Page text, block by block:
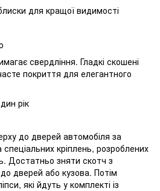
для кращої видимості
свердління. Гладкі скошені
покриття для елегантного
рік
до дверей автомобіля за
кріплень, розроблених
Достатньо зняти скотч з
дверей або кузова. Потім
які йдуть у комплекті із